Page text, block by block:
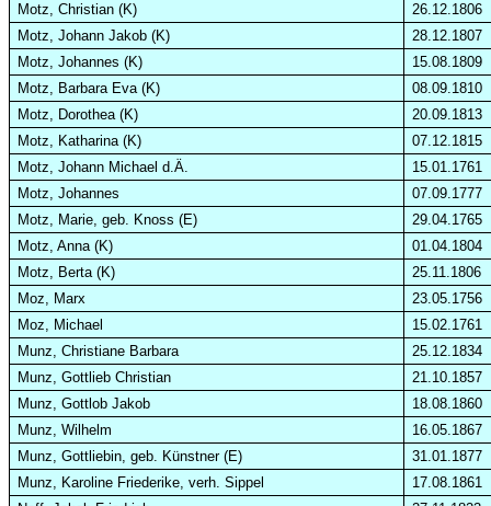
Motz, Christian (K)
26.12.1806
Motz, Johann Jakob (K)
28.12.1807
Motz, Johannes (K)
15.08.1809
Motz, Barbara Eva (K)
08.09.1810
Motz, Dorothea (K)
20.09.1813
Motz, Katharina (K)
07.12.1815
Motz, Johann Michaeld.Ä.
15.01.1761
Motz, Johannes
07.09.1777
Motz, Marie, geb. Knoss (E)
29.04.1765
Motz, Anna (K)
01.04.1804
Motz, Berta (K)
25.11.1806
Moz, Marx
23.05.1756
Moz, Michael
15.02.1761
Munz, Christiane Barbara
25.12.1834
Munz, Gottlieb Christian
21.10.1857
Munz, Gottlob Jakob
18.08.1860
Munz, Wilhelm
16.05.1867
Munz, Gottliebin, geb. Künstner (E)
31.01.1877
Munz, Karoline Friederike, verh.Sippel
17.08.1861